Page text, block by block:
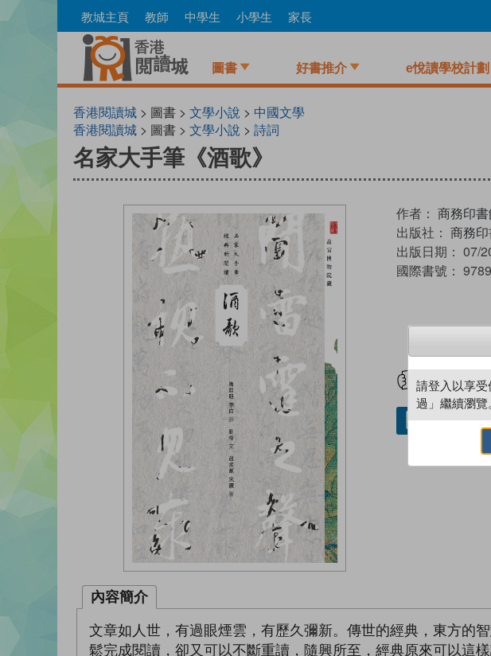
to
教城主頁 教師 中學生 小學生 家長
圖書 好書推介 e悅讀學校計劃
香港閱讀城 > 圖書 > 文學小說 > 中國文學
香港閱讀城 > 圖書 > 文學小說 > 詩詞
名家大手筆《酒歌》
作者： 商務印書
出版社： 商務
出版日期： 07/
國際書號：
試
借閱實體
內容簡介
文章如人世，有過眼煙雲，有歷久彌新。傳世的經典，東方的
鬆完成閱讀，卻又可以不斷重讀，隨興所至，經典原來可以這樣
請登入以享
過」繼續瀏覽